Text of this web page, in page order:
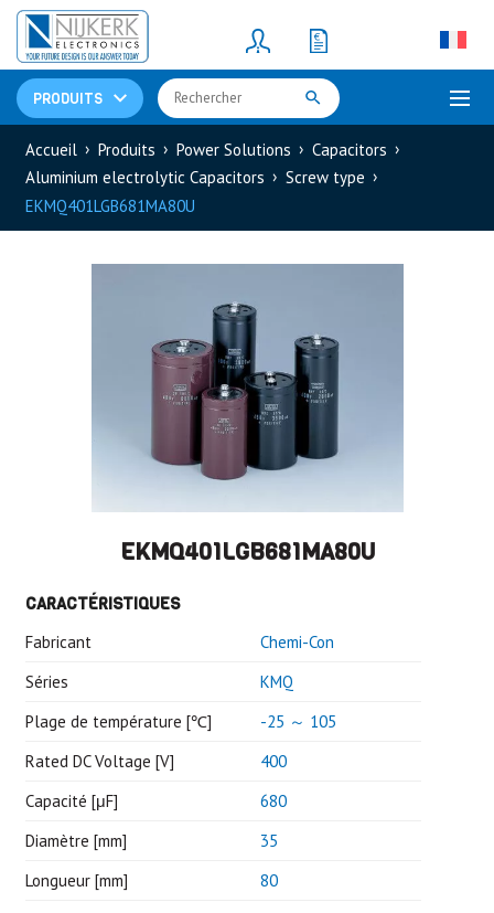
PRODUITS
Resistors(781)
Shunt Resistor
Accueil Produits Power Solutions
Capacitors
Aluminium electrolytic Capacitors
Screw type
EKMQ401LGB681MA80U
EKMQ401LGB681MA80U
CARACTÉRISTIQUES
Fabricant
Chemi-Con
Séries
KMQ
Plage de température [℃]
-25 ～ 105
Rated DC Voltage [V]
400
Capacité [μF]
680
Diamètre [mm]
35
Longueur [mm]
80